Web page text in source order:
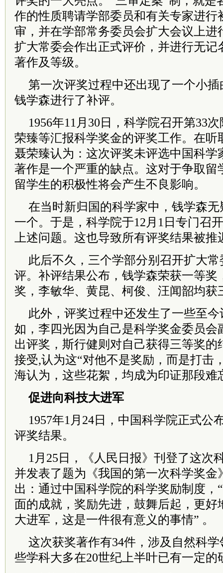
作的性质聘请学部委员和有关专家进行
审，并在学部常务委员会扩大会议上进
扩大常委会作出正式评价，并进行无记
著作及等级。
第一次评奖过程中还出现了一个小
钱学森进行了补评。
1956年11月30日，科学院召开第33
荣臻等汇报科学奖金的评奖工作。在听
聂荣臻认为：这次评奖未评选中国科学
著作是一个严重的缺点。这对于争取留
留学生的积极性将会产生不良影响。
在当时新归国的科学家中，钱学森
一个。于是，科学院于12月1日专门召
上述问题。这也导致所有评奖结果被推
此后不久，三个学部分别召开扩大
评。补评结果公布，钱学森荣获一等奖
奖，李敏华、黄昆、柯俊、汪闻韶均获
此外，评奖过程中还发生了一些至
如，李四光因为自己是科学奖金委员会
出评奖，斯行健则对自己获得三等奖的
接受,认为这“对他不是奖励，而是打击
海认为，这些花絮，均成为印证那段难
促进向科技大进军
1957年1月24日，中国科学院正式公
评奖结果。
1月25日，《人民日报》刊登了这次
并发表了题为《我国的第一次科学奖金
出：通过中国科学院的科学奖励制度，
面的成就，奖励先进，鼓舞后起，更好
大进军，这是一件很有意义的事情” 。
这次获奖著作有34件，涉及自然科
些学科大多在20世纪上半叶已有一定的